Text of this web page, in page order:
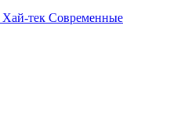
Хай-тек Современные